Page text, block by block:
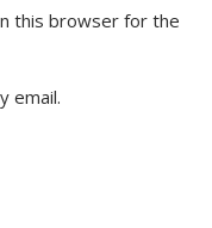
this browser for the
email.